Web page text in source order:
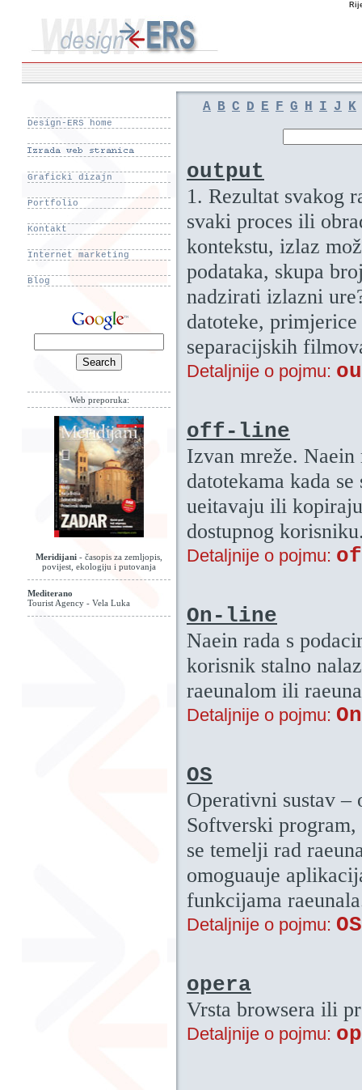
Design-ERS home
Graficki dizajn
Portfolio
Kontakt
Internet marketing
Blog
Web preporuka:
Meridijani - časopis za zemljopis,
povijest, ekologiju i putovanja
Mediterano
Tourist Agency - Vela Luka
A B C D E F G H I J K
output
1. Rezultat svakog
svaki proces ili
kontekstu, izlaz
podataka, skupa
nadzirati izlazni
datoteke,
separacijskih
Detaljnije o pojmu:
off-line
Izvan mreže.
datotekama kada
ueitavaju ili
dostupnog
Detaljnije o pojmu:
On-line
Naein rada s
korisnik stalno
raeunalom ili
Detaljnije o pojmu:
OS
Operativni sustav –
Softverski
se temelji rad
omoguauje
funkcijama
Detaljnije o pojmu: OS
opera
Vrsta browsera ili
Detaljnije o pojmu: